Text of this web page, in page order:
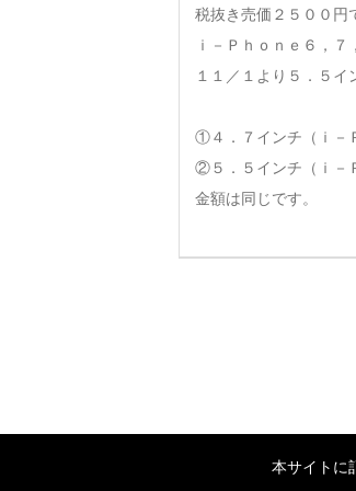
税抜き売価２５００円
ｉ－Ｐｈｏｎｅ６，７
１１／１より５．５イ
①４．７インチ（ｉ－
②５．５インチ（ｉ－
金額は同じです。
本サイトに